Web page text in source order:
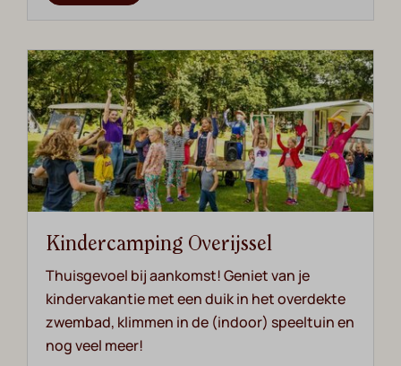
Kindercamping Overijssel
Thuisgevoel bij aankomst! Geniet van je
kindervakantie met een duik in het overdekte
zwembad, klimmen in de (indoor) speeltuin en
nog veel meer!